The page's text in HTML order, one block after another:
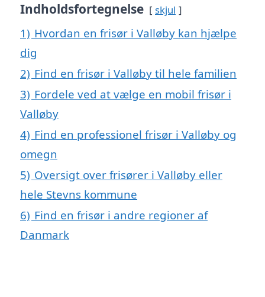
Indholdsfortegnelse skjul
1) Hvordan en frisør i Valløby kan hjælpe
dig
2) Find en frisør i Valløby til hele familien
3) Fordele ved at vælge en mobil frisør i
Valløby
4) Find en professionel frisør i Valløby og
omegn
5) Oversigt over frisører i Valløby eller
hele Stevns kommune
6) Find en frisør i andre regioner af
Danmark